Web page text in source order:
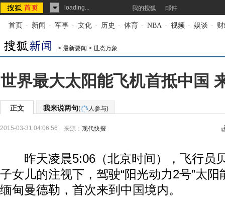
loading... 我的搜狐 邮件
首页 - 新闻 - 军事 - 文化 - 历史 - 体育 - NBA - 视频 - 娱谈 -
> 最新要闻 > 世态万象
世界最大太阳能飞机首抵中国
正文 我来说两句( 人参与)
2015-03-31 04:06:56 来源： 现代快报
昨天凌晨5:06（北京时间），飞行员
子女儿的注视下，驾驶“阳光动力2号”太
缅甸曼德勒，首次来到中国境内。